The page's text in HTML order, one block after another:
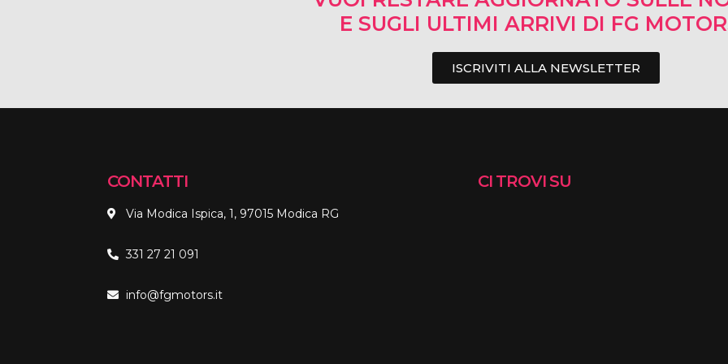
E SUGLI ULTIMI ARRIVI DI FG
ISCRIVITI ALLA NEWSLETTER
CONTATTI
Via Modica Ispica, 1, 97015 Modica RG
331 27 21 091
info@fgmotors.it
CI TROVI SU